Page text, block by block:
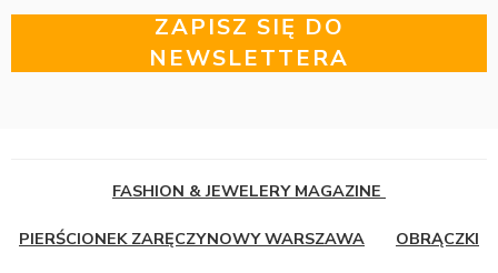
ZAPISZ SIĘ DO
NEWSLETTERA
FASHION & JEWELERY MAGAZINE
PIERŚCIONEK ZARĘCZYNOWY WARSZAWA OBRĄCZKI